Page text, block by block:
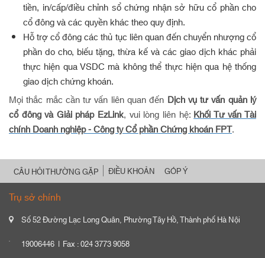
tiền, in/cấp/điều chỉnh sổ chứng nhận sở hữu cổ phần cho
cổ đông và các quyền khác theo quy định.
Hỗ trợ cổ đông các thủ tục liên quan đến chuyển nhượng cổ
phần do cho, biếu tặng, thừa kế và các giao dịch khác phải
thực hiện qua VSDC mà không thể thực hiện qua hệ thống
giao dịch chứng khoán.
Mọi thắc mắc cần tư vấn liên quan đến Dịch vụ tư vấn quản lý
cổ đông và Giải pháp EzLink, vui lòng liên hệ:Khối Tư vấn Tài
chính Doanh nghiệp - Công ty Cổ phần Chứng khoán FPT.
CÂU HỎI THƯỜNG GẶP ĐIỀU KHOẢN GÓP Ý
Trụ sở chính
Số 52 Đường Lạc Long Quân, Phường Tây Hồ, Thành phố Hà Nội
19006446
Fax : 024 3773 9058